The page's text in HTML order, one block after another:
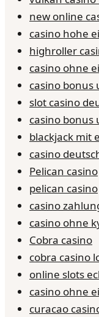
new online
casino hohe
highroller
casino ohne
casino bonus
slot casino
casino bonus
blackjack mit
casino
Pelican casino
pelican casino
casino
casino ohne
Cobra casino
cobra casino
online slots
casino ohne
curacao